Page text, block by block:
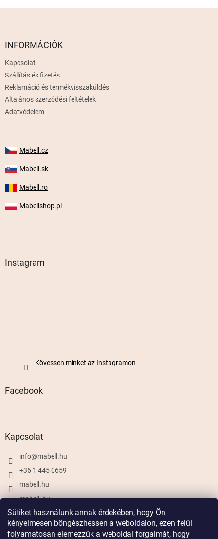
Sütiket használunk annak érdekében, hogy Ön
kényelmesen böngészhessen a weboldalon, ezen felül
folyamatosan elemezzük a weboldal forgalmát, hogy
INFORMÁCIÓK
Kapcsolat
Szállítás és fizetés
Reklamáció és termékvisszaküldés
Általános szerződési feltételek
Adatvédelem
Mabell.cz
Mabell.sk
Mabell.ro
Mabellshop.pl
Instagram
Kövessen minket az Instagramon
Facebook
Kapcsolat
info@mabell.hu
+36 1 445 0659
mabell.hu
mabell_hu
Shoptet készítette